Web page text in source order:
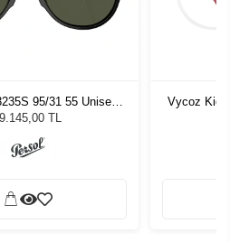
95/31 55 Unisex
Gözlüğü
TL
Vycoz Kids